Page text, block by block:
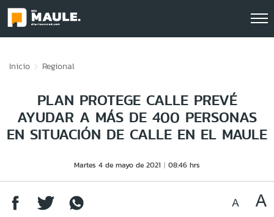
Inicio Regional
PLAN PROTEGE CALLE PREVÉ
AYUDAR A MÁS DE 400 PERSONAS
EN SITUACIÓN DE CALLE EN EL MAULE
Martes 4 de mayo de 2021 08:46 hrs